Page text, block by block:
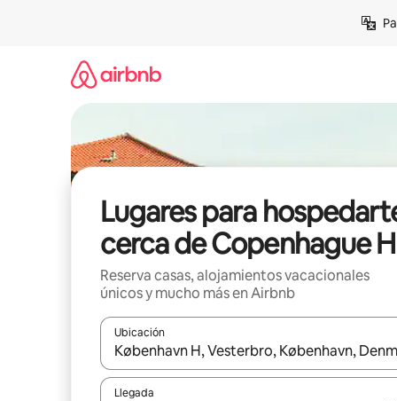
Lugares para
cerca de Copenhague H
Reserva casas, alojamientos vacacionales
únicos y mucho más en Airbnb
Ubicación
Cuando los resultados estén disponibles, podrás
Llegada